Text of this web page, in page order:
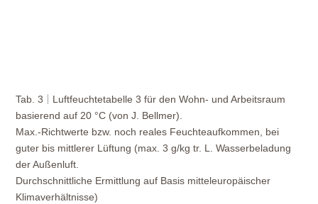
Tab. 3
Luftfeuchtetabelle 3 für den Wohn- und Arbeitsraum
basierend auf 20 °C (von J. Bellmer).
Max.-Richtwerte bzw. noch reales Feuchteaufkommen, bei
guter bis mittlerer Lüftung (max. 3 g/kg tr. L. Wasserbeladung
der Außenluft.
Durchschnittliche Ermittlung auf Basis mitteleuropäischer
Klimaverhältnisse)